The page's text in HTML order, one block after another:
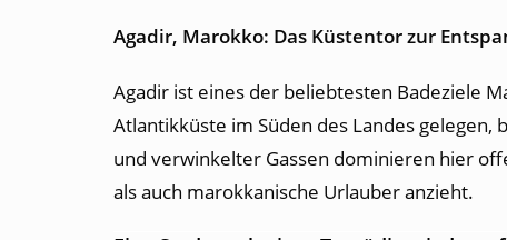
Agadir, Marokko: Das Küstentor zur
Agadir ist eines der beliebtesten Badeziele
Atlantikküste im Süden des Landes gelegen,
und verwinkelter Gassen dominieren hier
als auch marokkanische Urlauber anzieht.